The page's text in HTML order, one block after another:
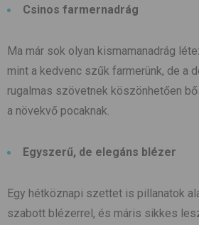
Csinos farmernadrág
Ma már sok olyan kismamanadrág
mint a kedvenc szűk farmerünk, de a
rugalmas szövetnek köszönhetően
a növekvő pocaknak.
Egyszerű, de elegáns blézer
Egy hétköznapi szettet is pillanatok
szabott blézerrel, és máris sikkes